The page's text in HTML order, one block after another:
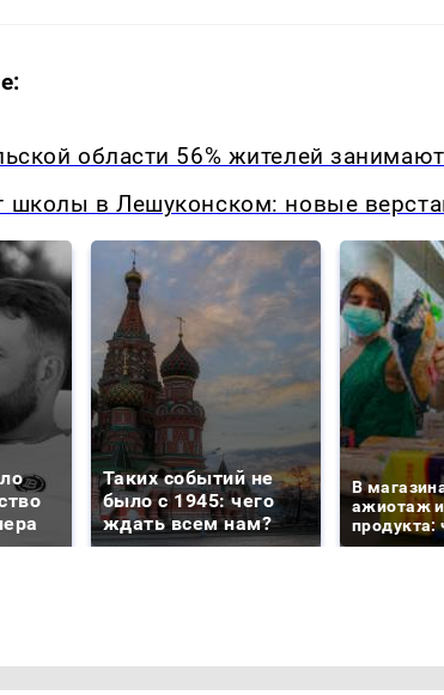
области 56% жителей
школы в Лешуконском: новые
Таких событий не
было с 1945: чего
ждать всем нам?
В
ажиотаж
продукта: